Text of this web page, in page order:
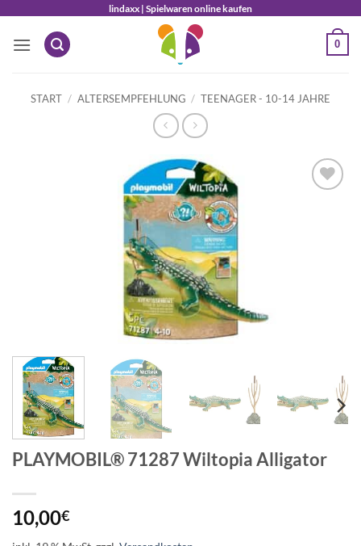
springen
lindaxx | Spielwaren online kaufen
0
START / ALTERSEMPFEHLUNG / TEENAGER - 10-14 JAHRE
PLAYMOBIL® 71287 Wiltopia Alligator
10,00€